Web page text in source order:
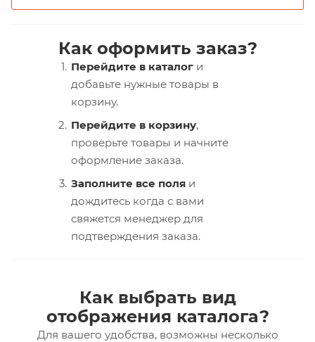
Как оформить заказ?
Перейдите в каталог и
добавьте нужные товары в
корзину.
Перейдите в корзину,
проверьте товары и начните
оформление заказа.
Заполните все поля и
дождитесь когда с вами
свяжется менеджер для
подтверждения заказа.
Как выбрать вид
отображения каталога?
Для вашего удобства, возможны несколько